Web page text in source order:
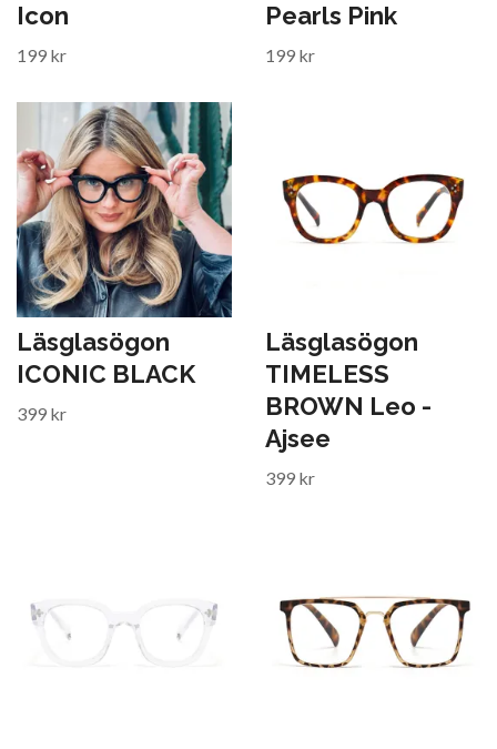
Icon
199 kr
Pearls Pink
199 kr
Läsglasögon
ICONIC BLACK
399 kr
Läsglasögon
TIMELESS
BROWN Leo -
Ajsee
399 kr